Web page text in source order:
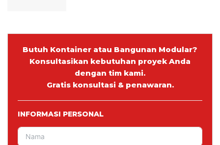
Butuh Kontainer atau Bangunan Modular?
Konsultasikan kebutuhan proyek Anda
dengan tim kami.
Gratis konsultasi & penawaran.
INFORMASI PERSONAL